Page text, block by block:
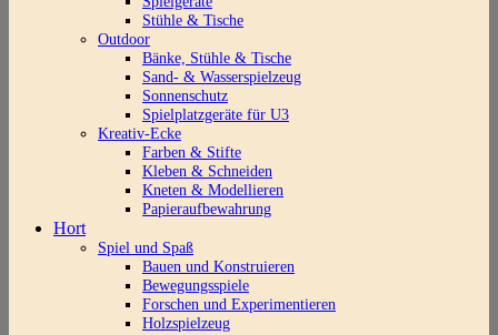
Stühle & Tische
Outdoor
Bänke, Stühle & Tische
Sand- & Wasserspielzeug
Sonnenschutz
Spielplatzgeräte für U3
Kreativ-Ecke
Farben & Stifte
Kleben & Schneiden
Kneten & Modellieren
Papieraufbewahrung
Hort
Spiel und Spaß
Bauen und Konstruieren
Bewegungsspiele
Forschen und Experimentieren
Holzspielzeug